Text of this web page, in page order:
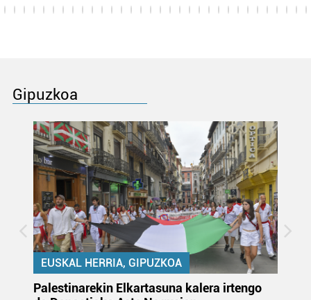
Gipuzkoa
EUSKAL HERRIA, GIPUZKOA
Palestinarekin Elkartasuna kalera irtengo